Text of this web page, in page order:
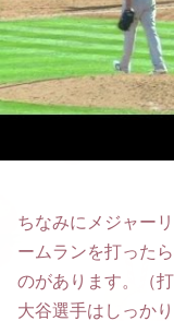
ちなみにメジャー
ームランを打った
のがあります。（
大谷選手はしっか